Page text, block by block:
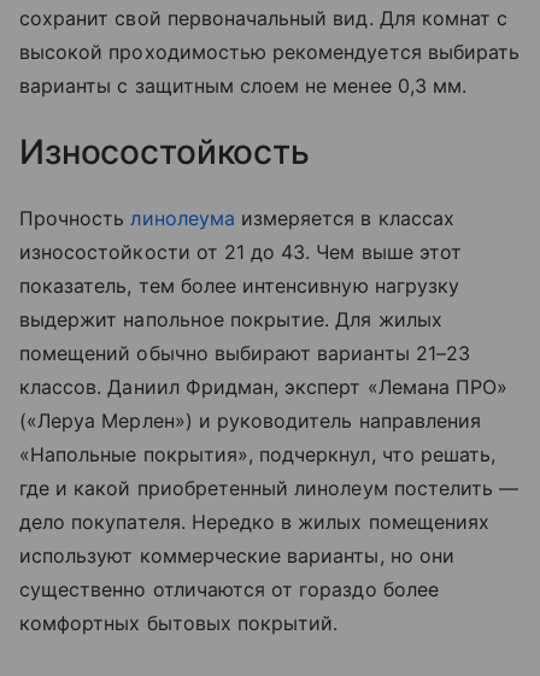
сохранит свой первоначальный вид. Для комнат с
высокой проходимостью рекомендуется выбирать
варианты с защитным слоем не менее 0,3 мм.
Износостойкость
Прочностьлинолеума измеряется в классах
износостойкости от 21 до 43. Чем выше этот
показатель, тем более интенсивную нагрузку
выдержит напольное покрытие. Для жилых
помещений обычно выбирают варианты 21–23
классов. Даниил Фридман, эксперт «Лемана ПРО»
(«Леруа Мерлен») и руководитель направления
«Напольные покрытия», подчеркнул, что решать,
где и какой приобретенный линолеум постелить —
дело покупателя. Нередко в жилых помещениях
используют коммерческие варианты, но они
существенно отличаются от гораздо более
комфортных бытовых покрытий.